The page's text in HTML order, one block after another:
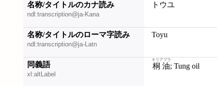
名称/タイトルのカナ読み
ndl:transcription@ja-Kana
トウユ
名称/タイトルのローマ字読み
ndl:transcription@ja-Latn
Toyu
同義語
xl:altLabel
桐油
キリアブラ
; Tung oil